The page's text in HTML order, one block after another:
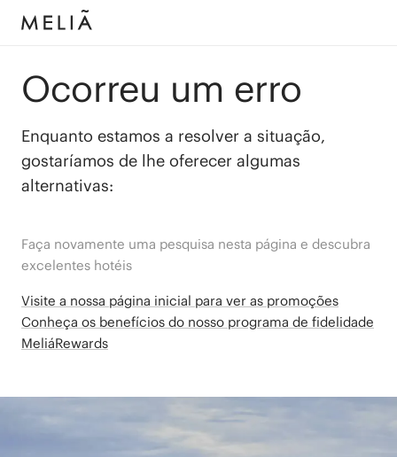
Ocorreu um erro
Enquanto estamos a resolver a situação,
gostaríamos de lhe oferecer algumas
alternativas:
Faça novamente uma pesquisa nesta página e descubra
excelentes hotéis
Visite a nossa página inicial para ver as promoções
Conheça os benefícios do nosso programa de fidelidade
MeliáRewards